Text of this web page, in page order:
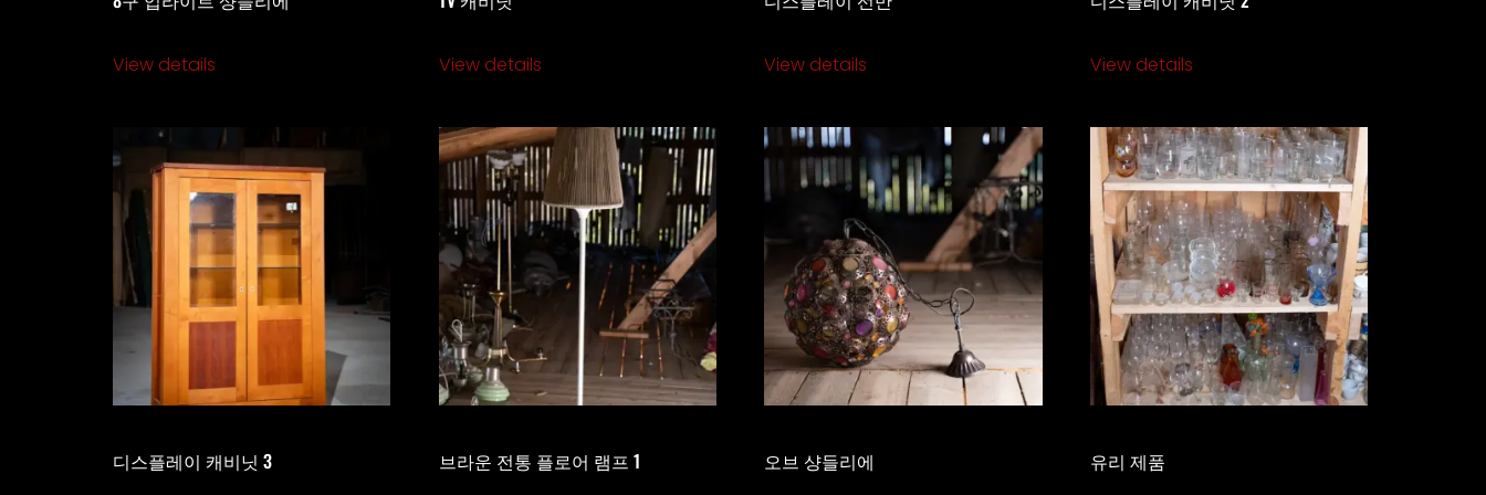
View details View details View details View details
디스플레이 캐비닛 3 브라운 전통 플로어 램프 1 오브 샹들리에 유리 제품